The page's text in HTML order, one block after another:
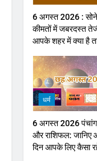
6 अगस्त 2026 :
कीमतों में जबरदस्त
आपके शहर में क्या है
धर्म
6 अगस्त 2026
और राशिफल: जानिए
दिन आपके लिए कैसा